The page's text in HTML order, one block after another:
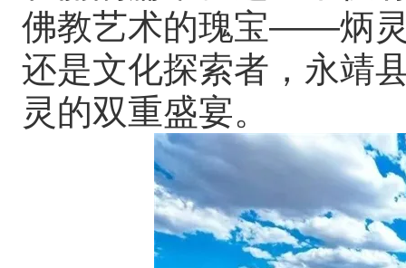
佛教艺术的瑰宝——炳
还是文化探索者，永靖
灵的双重盛宴。